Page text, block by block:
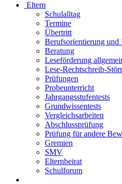
Eltern
Schulalltag
Termine
Übertritt
Berufsorientierung und
Beratung
Leseförderung
Lese-Rechtschreib-
Prüfungen
Probeunterricht
Jahrgangsstufentests
Grundwissentests
Vergleichsarbeiten
Abschlussprüfung
Prüfung für andere
Gremien
SMV
Elternbeirat
Schulforum